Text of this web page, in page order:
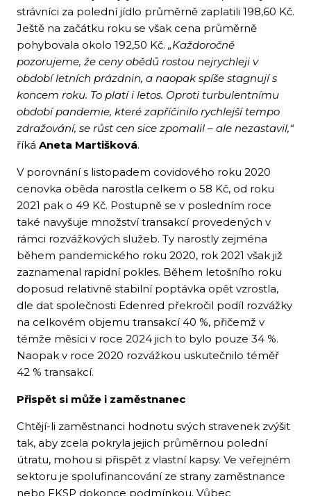
strávníci za polední jídlo průměrně zaplatili 198,60 Kč.
Ještě na začátku roku se však cena průměrně
pohybovala okolo 192,50 Kč. „Každoročně
pozorujeme, že ceny obědů rostou nejrychleji v
období letních prázdnin, a naopak spíše stagnují s
koncem roku. To platí i letos. Oproti turbulentnímu
období pandemie, které zapříčinilo rychlejší tempo
zdražování, se růst cen sice zpomalil – ale nezastavil,“
říká Aneta Martišková.
V porovnání s listopadem covidového roku 2020
cenovka oběda narostla celkem o 58 Kč, od roku
2021 pak o 49 Kč. Postupně se v posledním roce
také navyšuje množství transakcí provedených v
rámci rozvážkových služeb. Ty narostly zejména
během pandemického roku 2020, rok 2021 však již
zaznamenal rapidní pokles. Během letošního roku
doposud relativně stabilní poptávka opět vzrostla,
dle dat společnosti Edenred překročil podíl rozvážky
na celkovém objemu transakcí 40 %, přičemž v
témže měsíci v roce 2024 jich to bylo pouze 34 %.
Naopak v roce 2020 rozvážkou uskutečnilo téměř
42 % transakcí.
Přispět si může i zaměstnanec
Chtějí-li zaměstnanci hodnotu svých stravenek zvýšit
tak, aby zcela pokryla jejich průměrnou polední
útratu, mohou si přispět z vlastní kapsy. Ve veřejném
sektoru je spolufinancování ze strany zaměstnance
nebo FKSP dokonce podmínkou. Vůbec